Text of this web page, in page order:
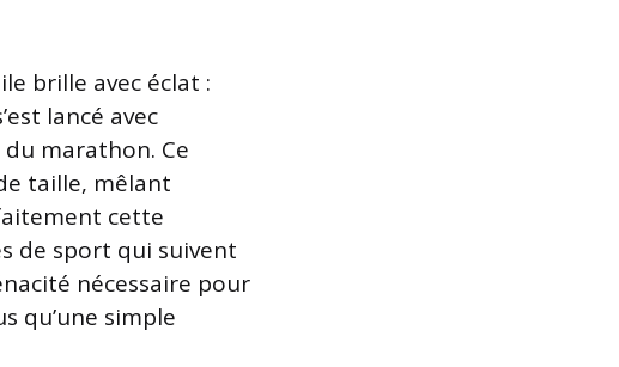
brille avec éclat :
lancé avec
marathon. Ce
taille, mêlant
cette
de sport qui suivent
nécessaire pour
qu’une simple